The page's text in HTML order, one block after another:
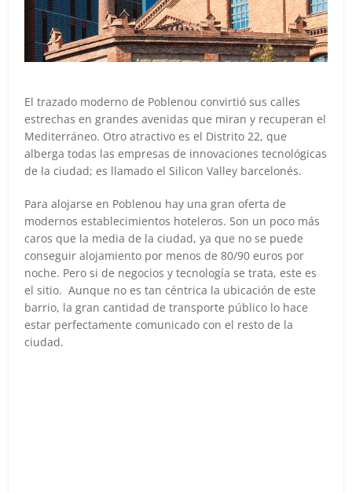
El trazado moderno de Poblenou convirtió sus calles
estrechas en grandes avenidas que miran y recuperan el
Mediterráneo. Otro atractivo es el Distrito 22, que
alberga todas las empresas de innovaciones tecnológicas
de la ciudad; es llamado el Silicon Valley barcelonés.
Para alojarse en Poblenou hay una gran oferta de
modernos establecimientos hoteleros. Son un poco más
caros que la media de la ciudad, ya que no se puede
conseguir alojamiento por menos de 80/90 euros por
noche. Pero si de negocios y tecnología se trata, este es
el sitio. Aunque no es tan céntrica la ubicación de este
barrio, la gran cantidad de transporte público lo hace
estar perfectamente comunicado con el resto de la
ciudad.